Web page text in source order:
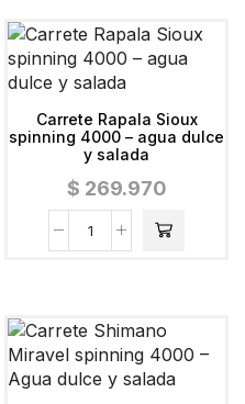
Carrete Rapala Sioux
spinning 4000 – agua dulce
y salada
$ 269.970